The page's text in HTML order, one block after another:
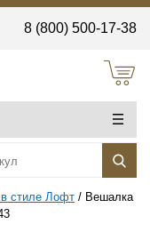
8 (800) 500-17-38
стиле Лофт
Вешалка